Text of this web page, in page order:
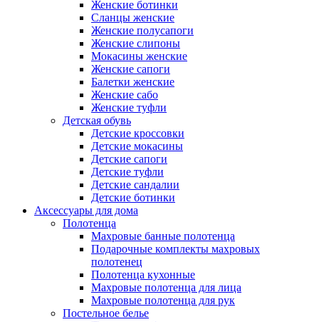
Женские ботинки
Сланцы женские
Женские полусапоги
Женские слипоны
Мокасины женские
Женские сапоги
Балетки женские
Женские сабо
Женские туфли
Детская обувь
Детские кроссовки
Детские мокасины
Детские сапоги
Детские туфли
Детские сандалии
Детские ботинки
Аксессуары для дома
Полотенца
Махровые банные полотенца
Подарочные комплекты махровых
полотенец
Полотенца кухонные
Махровые полотенца для лица
Махровые полотенца для рук
Постельное белье